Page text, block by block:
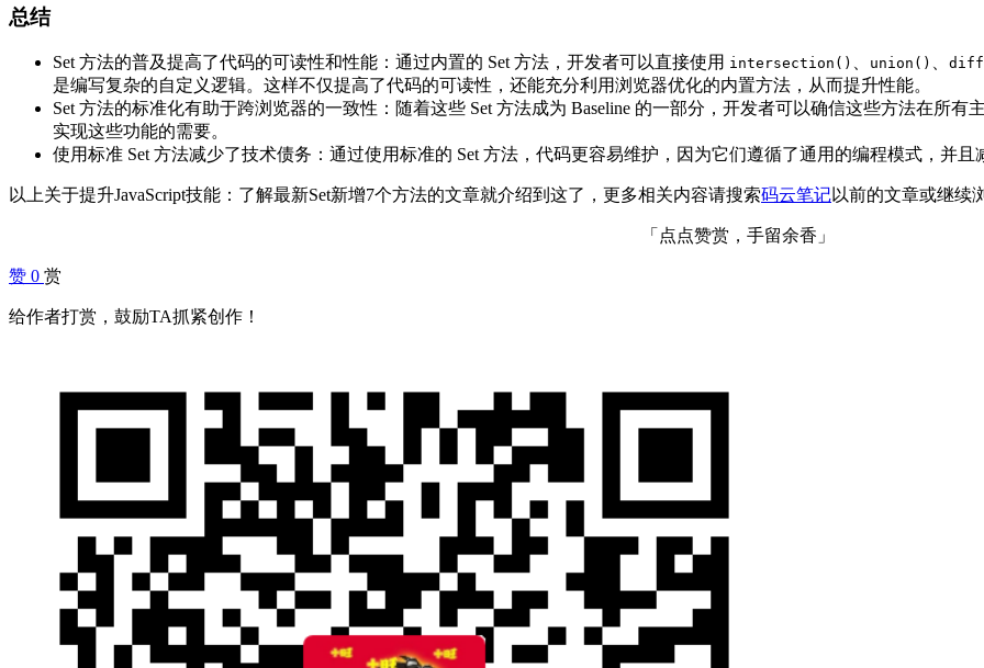
总结
Set 方法的普及提高了代码的可读性和性能：通过内置的 Set 方法，开发者可以直接使用 intersection() 、 union() 、
是编写复杂的自定义逻辑。这样不仅提高了代码的可读性，还能充分利用浏览器优化的内置方法，从而提升性能。
Set 方法的标准化有助于跨浏览器的一致性：随着这些 Set 方法成为 Baseline 的一部分，开发者可以确信这些方法在所
实现这些功能的需要。
使用标准 Set 方法减少了技术债务：通过使用标准的 Set 方法，代码更容易维护，因为它们遵循了通用的编程模式，并
以上关于提升JavaScript技能：了解最新Set新增7个方法的文章就介绍到这了，更多相关内容请搜索码云笔记以前的文章或继续
「点点赞赏，手留余香」
赞 0 赏
给作者打赏，鼓励TA抓紧创作！